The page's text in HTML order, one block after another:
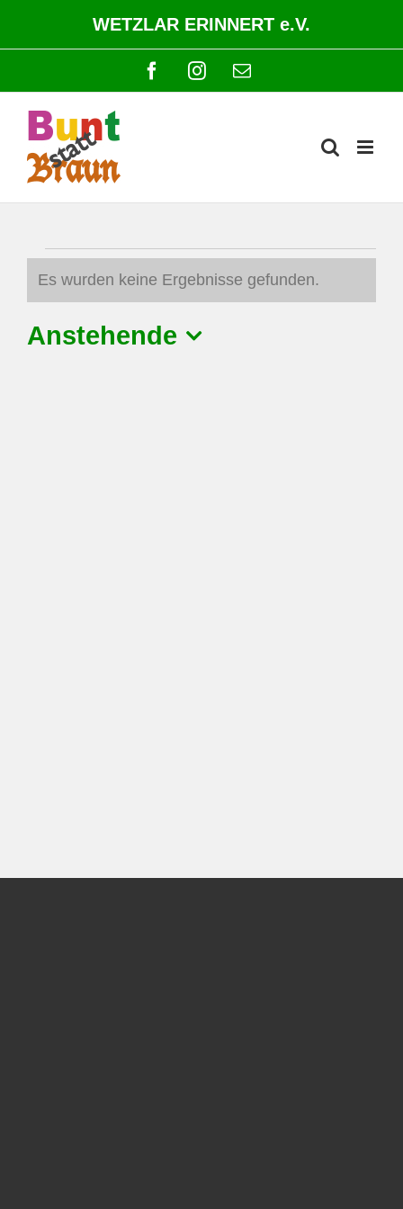
springen
WETZLAR ERINNERT e.V.
FacebookInstagram
E-
Mail
Veranstaltungen
Hinweis
Es wurden keine Ergebnisse gefunden.
Anstehende